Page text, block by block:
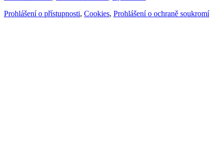
Prohlášení o přístupnosti, Cookies, Prohlášení o ochraně soukromí